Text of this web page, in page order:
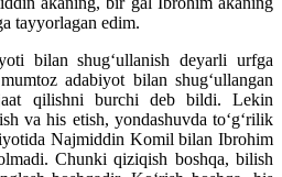
tayyorlagan edim.
bilan shugʻullanish deyarli urfga
adabiyot bilan shugʻullangan
qilishni burchi deb bildi. Lekin
va his etish, yondashuvda toʻgʻrilik
Najmiddin Komil bilan Ibrohim
Chunki qiziqish boshqa, bilish